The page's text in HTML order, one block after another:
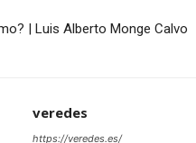
| Luis Alberto Monge Calvo
veredes
https://veredes.es/